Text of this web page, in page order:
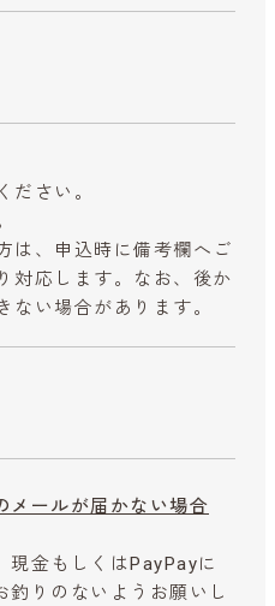
ださい。
は、申込時に備考欄へご
対応します。なお、後か
ない場合があります。
メールが届かない場合
現金もしくはPayPayに
釣りのないようお願いし